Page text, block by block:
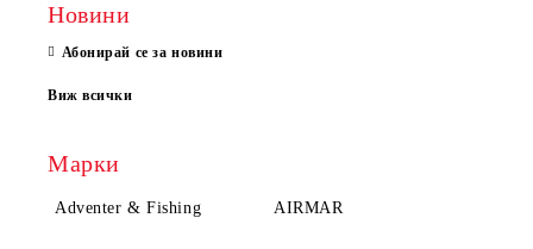
Новини
Абонирай се за новини
Виж всички
Марки
Adventer & Fishing AIRMAR